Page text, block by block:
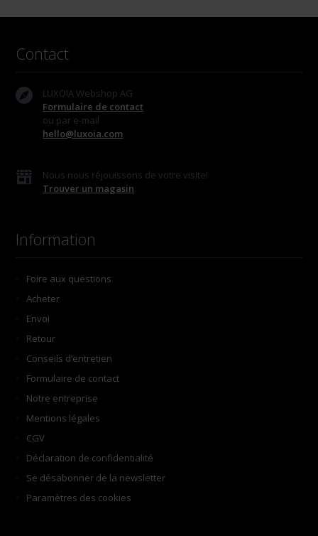
Contact
LUXOIA Webshop AG
Formulaire de contact
ou par e-mail
hello@luxoia.com
Nous nous réjouissons de votre visite!
Trouver un magasin
Information
Foire aux questions
Acheter
Envoi
Retour
Conseils d’entretien
Formulaire de contact
Notre entreprise
Mentions légales
CGV
Déclaration de confidentialité
Se désabonner de la newsletter
Paramètres des cookies